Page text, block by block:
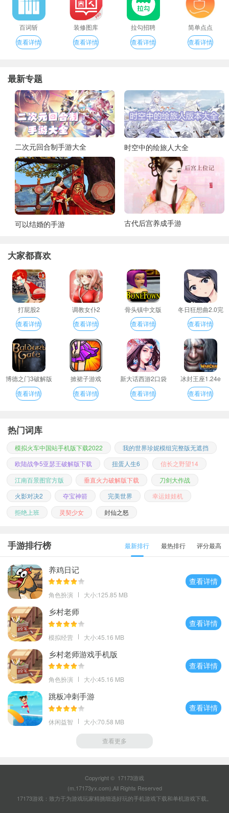
百词斩
查看详情
装修图库
查看详情
拉勾招聘
查看详情
简单点点
查看详情
最新专题
二次元回合制手游大全 时空中的绘旅人大全
可以结婚的手游 古代后宫养成手游
大家都喜欢
打屁股2
查看详情
调教女仆2
查看详情
骨头镇中文版
查看详情
冬日狂想曲2.0完
整汉化版
查看详情
博德之门3破解版
查看详情
掀裙子游戏
查看详情
新大话西游2口袋
版
查看详情
冰封王座1.24e
查看详情
热门词库
模拟火车中国站手机版下载2022
我的世界珍妮模组完整版无遮挡
欧陆战争5亚瑟王破解版下载
扭蛋人生6
信长之野望14
江南百景图官方版
垂直火力破解版下载
刀剑大作战
火影对决2
夺宝神箭 完美世界
幸运娃娃机
拒绝上班
灵契少女 封仙之怒
手游排行榜 最新排行 最热排行 评分最高
养鸡日记
角色扮演 大小:125.85 MB
查看详情
乡村老师
模拟经营 大小:45.16 MB
查看详情
乡村老师游戏手机版
角色扮演 大小:45.16 MB
查看详情
跳板冲刺手游
休闲益智 大小:70.58 MB
查看详情
查看更多
Copyright © 17173游戏
(m.17173yx.com).All Rights Reserved
17173游戏：致力于为游戏玩家精挑细选好玩的手机游戏下载和单机游戏下载。